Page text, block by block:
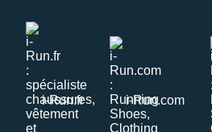
i-Run.fr i-Run.com